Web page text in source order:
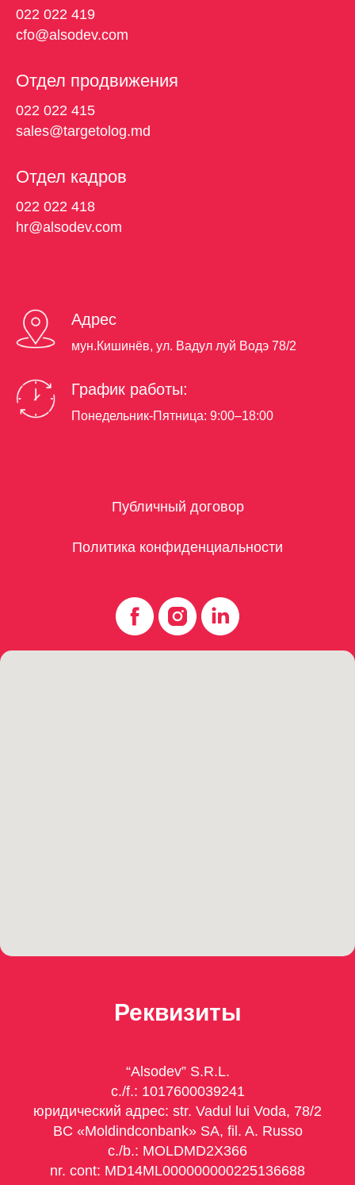
022 022 419
cfo@alsodev.com
Отдел продвижения
022 022 415
sales@targetolog.md
Отдел кадров
022 022 418
hr@alsodev.com
Адрес
мун.Кишинёв, ул. Вадул луй Водэ 78/2
График работы:
Понедельник-Пятница: 9:00–18:00
Публичный договор
Политика конфиденциальности
Реквизиты
“Alsodev” S.R.L.
c./f.: 1017600039241
юридический адрес: str. Vadul lui Voda, 78/2
BC «Moldindconbank» SA, fil. A. Russo
c./b.: MOLDMD2X366
nr. cont: MD14ML000000000225136688